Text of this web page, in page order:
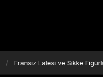
Fransız Lalesi ve Sikke